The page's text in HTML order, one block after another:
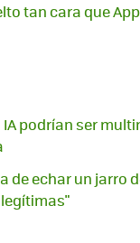
tan cara que
podrían ser
de echar un jarro